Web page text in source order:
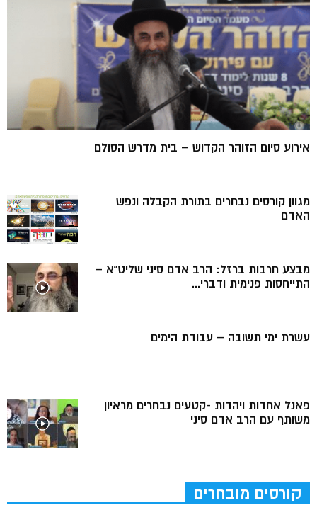
אירוע סיום הזוהר הקדוש – בית מדרש הסולם
מגוון קורסים נבחרים בתורת הקבלה ונפש
האדם
מבצע חרבות ברזל: הרב אדם סיני שליט”א –
התייחסות פנימית ודברי...
עשרת ימי תשובה – עבודת הימים
פאנל אחדות ויהדות -קטעים נבחרים מראיון
משותף עם הרב אדם סיני
קורסים מובחרים